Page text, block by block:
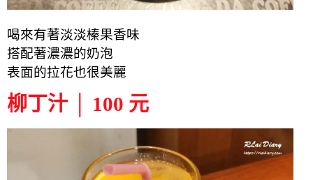
喝來有著淡淡榛果香味
搭配著濃濃的奶泡
表面的拉花也很美麗
柳丁汁 │ 100 元